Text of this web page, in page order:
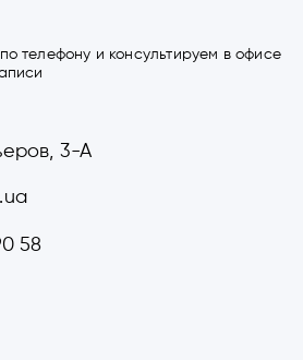
телефону и консультируем в офисе
3-А
58